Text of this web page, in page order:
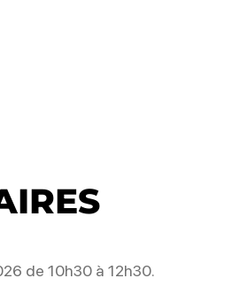
de 10h30 à 12h30.